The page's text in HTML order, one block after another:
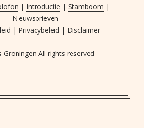
| Introductie | Stamboom |
Nieuwsbrieven
| Privacybeleid | Disclaimer
Groningen All rights reserved